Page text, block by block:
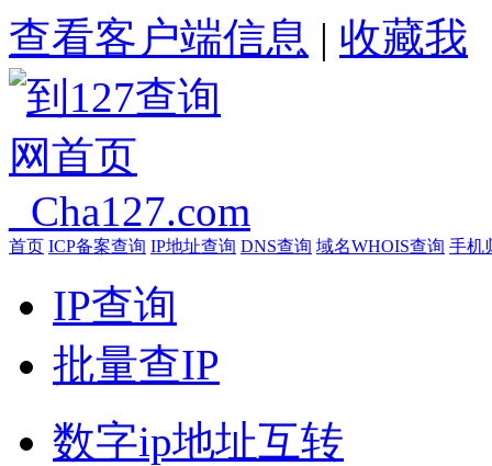
查看客户端信息 | 收藏我
首页 ICP备案查询 IP地址查询 DNS查询 域名WHOIS查询 手机
IP查询
批量查IP
数字ip地址互转